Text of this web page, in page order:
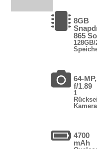
8GB
865
128GB/
64-MP,
f/1.89
1
Kamera
4700
mAh